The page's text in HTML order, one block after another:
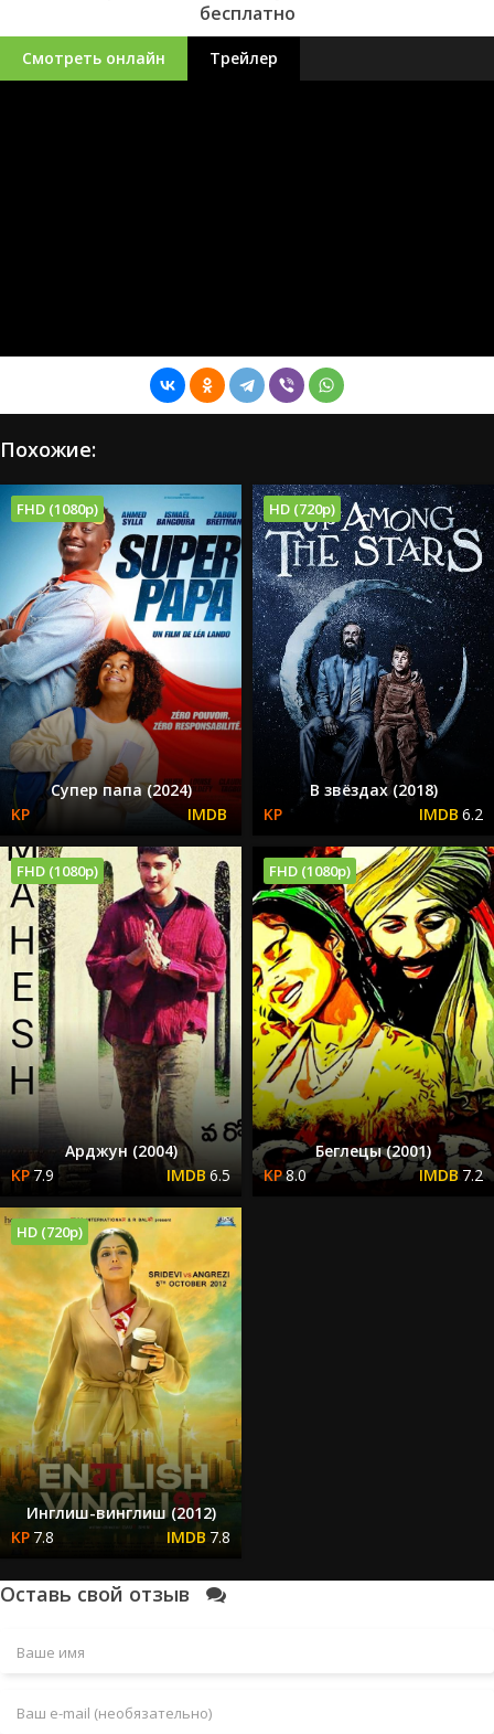
бесплатно
Смотреть онлайн Трейлер
Похожие:
FHD (1080p)
Супер папа (2024)
HD (720p)
В звёздах (2018)
6.2
FHD (1080p)
Арджун (2004)
7.9
6.5
FHD (1080p)
Беглецы (2001)
8.0
7.2
HD (720p)
Инглиш-винглиш (2012)
7.8
7.8
Оставь свой отзыв